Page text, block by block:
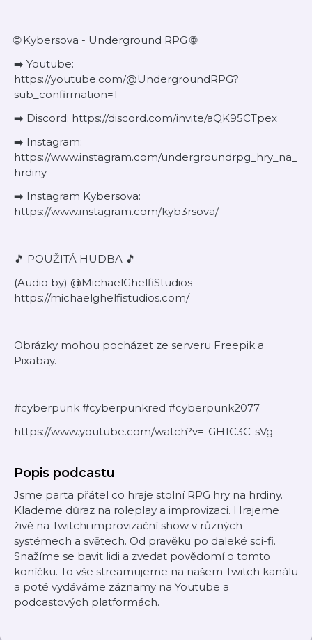
🌐 Kybersova - Underground RPG 🌐
➡️ Youtube:
https://youtube.com/@UndergroundRPG?
sub_confirmation=1
➡️ Discord: https://discord.com/invite/aQK95CTpex
➡️ Instagram:
https://www.instagram.com/undergroundrpg_hry_na_
hrdiny
➡️ Instagram Kybersova:
https://www.instagram.com/kyb3rsova/
🎵 POUŽITÁ HUDBA 🎵
(Audio by) @MichaelGhelfiStudios -
https://michaelghelfistudios.com/
Obrázky mohou pocházet ze serveru Freepik a
Pixabay.
#cyberpunk #cyberpunkred #cyberpunk2077
https://www.youtube.com/watch?v=-GH1C3C-sVg
Popis podcastu
Jsme parta přátel co hraje stolní RPG hry na hrdiny.
Klademe důraz na roleplay a improvizaci. Hrajeme
živě na Twitchi improvizační show v různých
systémech a světech. Od pravěku po daleké sci-fi.
Snažíme se bavit lidi a zvedat povědomí o tomto
koníčku. To vše streamujeme na našem Twitch kanálu
a poté vydáváme záznamy na Youtube a
podcastových platformách.